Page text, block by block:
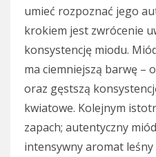
umieć rozpoznać jego
krokiem jest zwrócenie
konsystencję miodu.
ma ciemniejszą barwę –
oraz gęstszą
kwiatowe. Kolejnym
zapach; autentyczny
intensywny aromat